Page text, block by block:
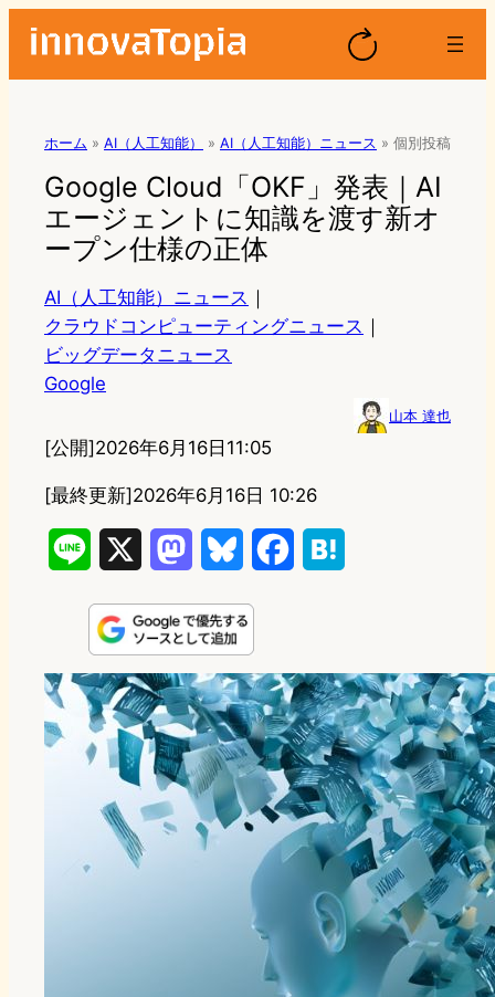
ホーム » AI（人工知能） » AI（人工知能）ニュース » 個別投稿
Google Cloud「OKF」発表｜AI
エージェントに知識を渡す新オ
ープン仕様の正体
AI（人工知能）ニュース ｜
クラウドコンピューティングニュース ｜
ビッグデータニュース
Google
山本 達也
[公開]2026年6月16日11:05
[最終更新]2026年6月16日 10:26
n
e
s
t
o
d
o
n
u
e
s
k
y
e
b
o
o
k
e
n
a